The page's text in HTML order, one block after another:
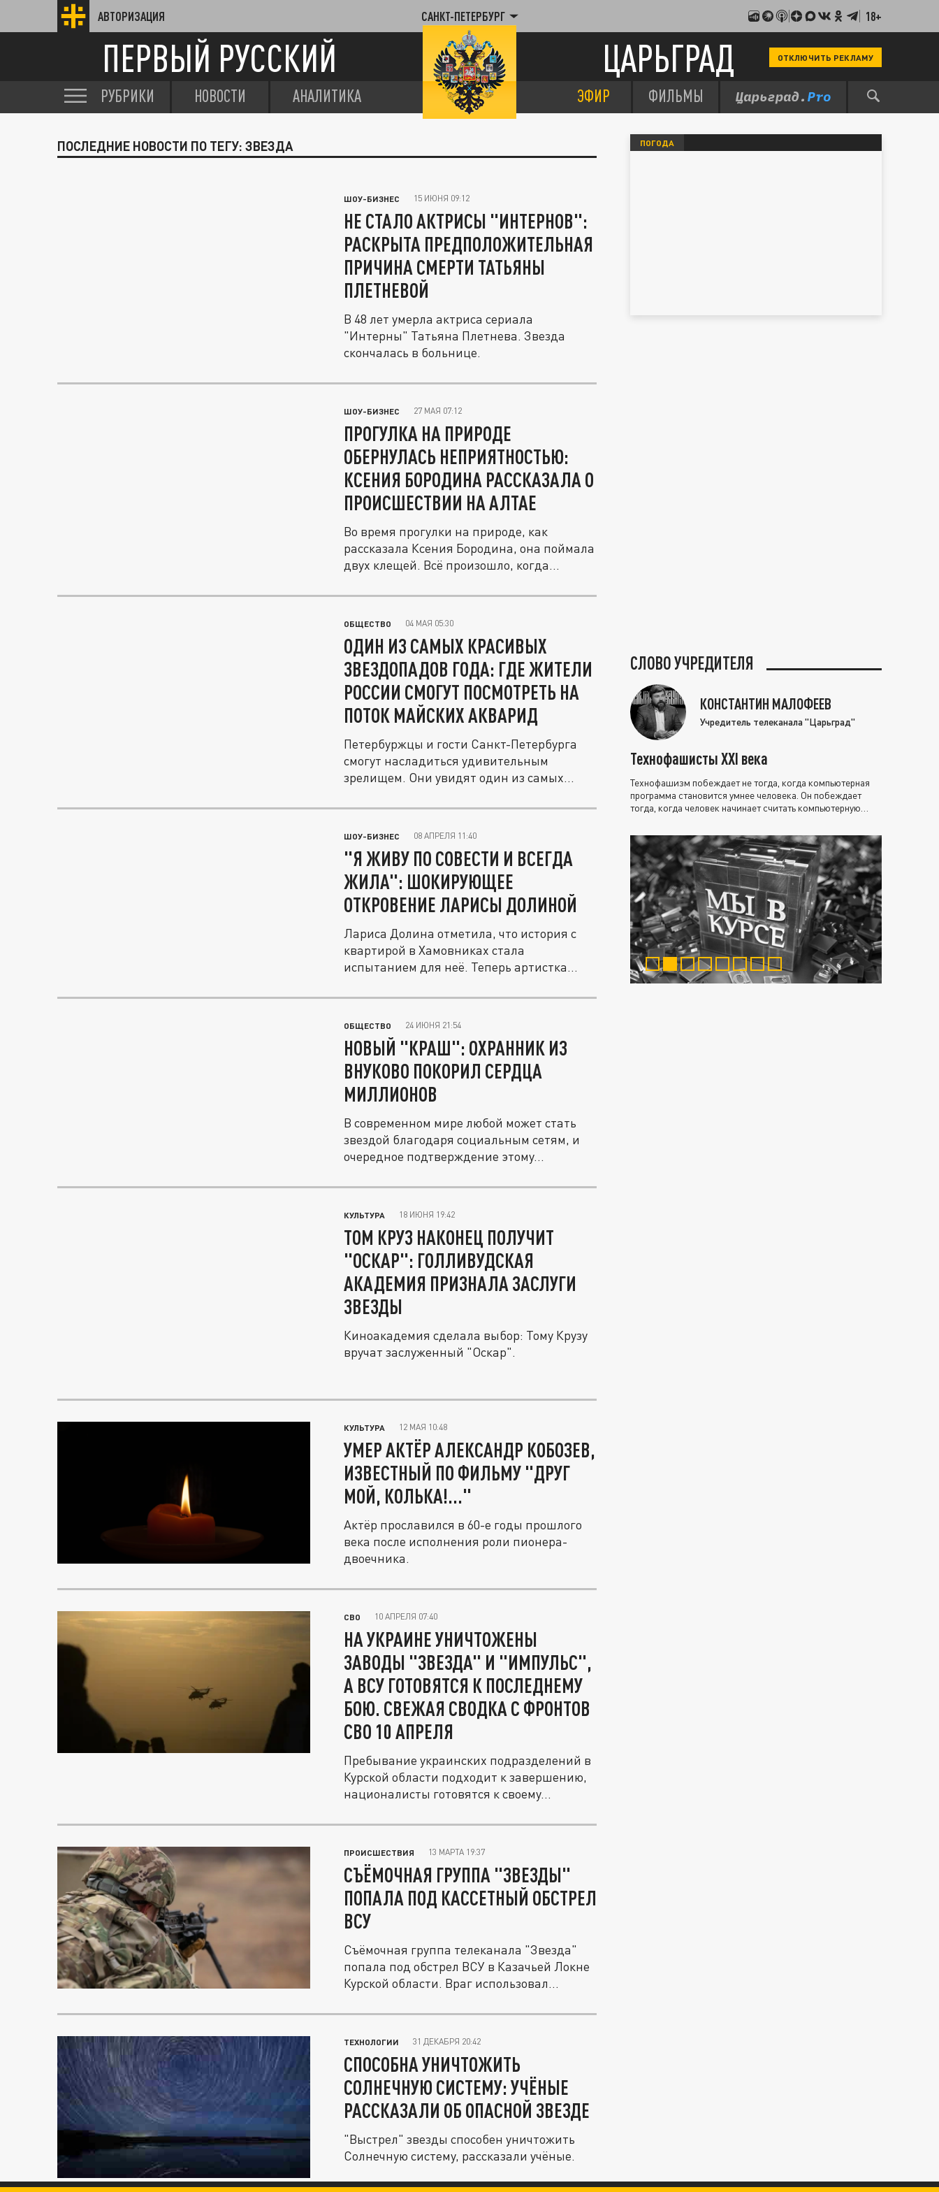
АВТОРИЗАЦИЯ САНКТ-ПЕТЕРБУРГ 18+
ПЕРВЫЙ РУССКИЙ ЦАРЬГРАД ОТКЛЮЧИТЬ РЕКЛАМУ
РУБРИКИ НОВОСТИ АНАЛИТИКА ЭФИР ФИЛЬМЫ
ПОСЛЕДНИЕ НОВОСТИ ПО ТЕГУ: ЗВЕЗДА
ШОУ-БИЗНЕС 15 ИЮНЯ 09:12
НЕ СТАЛО АКТРИСЫ "ИНТЕРНОВ":
РАСКРЫТА ПРЕДПОЛОЖИТЕЛЬНАЯ
ПРИЧИНА СМЕРТИ ТАТЬЯНЫ
ПЛЕТНЕВОЙ
В 48 лет умерла актриса сериала
"Интерны" Татьяна Плетнева. Звезда
скончалась в больнице.
ШОУ-БИЗНЕС 27 МАЯ 07:12
ПРОГУЛКА НА ПРИРОДЕ
ОБЕРНУЛАСЬ НЕПРИЯТНОСТЬЮ:
КСЕНИЯ БОРОДИНА РАССКАЗАЛА О
ПРОИСШЕСТВИИ НА АЛТАЕ
Во время прогулки на природе, как
рассказала Ксения Бородина, она поймала
двух клещей. Всё произошло, когда...
ОБЩЕСТВО 04 МАЯ 05:30
ОДИН ИЗ САМЫХ КРАСИВЫХ
ЗВЕЗДОПАДОВ ГОДА: ГДЕ ЖИТЕЛИ
РОССИИ СМОГУТ ПОСМОТРЕТЬ НА
ПОТОК МАЙСКИХ АКВАРИД
Петербуржцы и гости Санкт-Петербурга
смогут насладиться удивительным
зрелищем. Они увидят один из самых...
ШОУ-БИЗНЕС 08 АПРЕЛЯ 11:40
"Я ЖИВУ ПО СОВЕСТИ И ВСЕГДА
ЖИЛА": ШОКИРУЮЩЕЕ
ОТКРОВЕНИЕ ЛАРИСЫ ДОЛИНОЙ
Лариса Долина отметила, что история с
квартирой в Хамовниках стала
испытанием для неё. Теперь артистка
ОБЩЕСТВО 24 ИЮНЯ 21:54
НОВЫЙ "КРАШ": ОХРАННИК ИЗ
ВНУКОВО ПОКОРИЛ СЕРДЦА
МИЛЛИОНОВ
В современном мире любой может стать
звездой благодаря социальным сетям, и
очередное подтверждение этому...
КУЛЬТУРА 18 ИЮНЯ 19:42
ТОМ КРУЗ НАКОНЕЦ ПОЛУЧИТ
"ОСКАР": ГОЛЛИВУДСКАЯ
АКАДЕМИЯ ПРИЗНАЛА ЗАСЛУГИ
ЗВЕЗДЫ
Киноакадемия сделала выбор: Тому Крузу
вручат заслуженный "Оскар".
КУЛЬТУРА 12 МАЯ 10:48
УМЕР АКТЁР АЛЕКСАНДР КОБОЗЕВ,
ИЗВЕСТНЫЙ ПО ФИЛЬМУ "ДРУГ
МОЙ, КОЛЬКА!..."
Актёр прославился в 60-е годы прошлого
века после исполнения роли пионера-
двоечника.
СВО 10 АПРЕЛЯ 07:40
НА УКРАИНЕ УНИЧТОЖЕНЫ
ЗАВОДЫ "ЗВЕЗДА" И "ИМПУЛЬС",
А ВСУ ГОТОВЯТСЯ К ПОСЛЕДНЕМУ
БОЮ. СВЕЖАЯ СВОДКА С ФРОНТОВ
СВО 10 АПРЕЛЯ
Пребывание украинских подразделений в
Курской области подходит к завершению,
националисты готовятся к своему...
ПРОИСШЕСТВИЯ 13 МАРТА 19:37
СЪЁМОЧНАЯ ГРУППА "ЗВЕЗДЫ"
ПОПАЛА ПОД КАССЕТНЫЙ ОБСТРЕЛ
ВСУ
Съёмочная группа телеканала "Звезда"
попала под обстрел ВСУ в Казачьей Локне
Курской области. Враг использовал...
ТЕХНОЛОГИИ 31 ДЕКАБРЯ 20:42
СПОСОБНА УНИЧТОЖИТЬ
СОЛНЕЧНУЮ СИСТЕМУ: УЧЁНЫЕ
РАССКАЗАЛИ ОБ ОПАСНОЙ ЗВЕЗДЕ
"Выстрел" звезды способен уничтожить
Солнечную систему, рассказали учёные.
ПОГОДА
СЛОВО УЧРЕДИТЕЛЯ
КОНСТАНТИН МАЛОФЕЕВ
Учредитель телеканала "Царьград"
Технофашисты XXI века
Технофашизм побеждает не тогда, когда компьютерная
программа становится умнее человека. Он побеждает
тогда, когда человек начинает считать компьютерную